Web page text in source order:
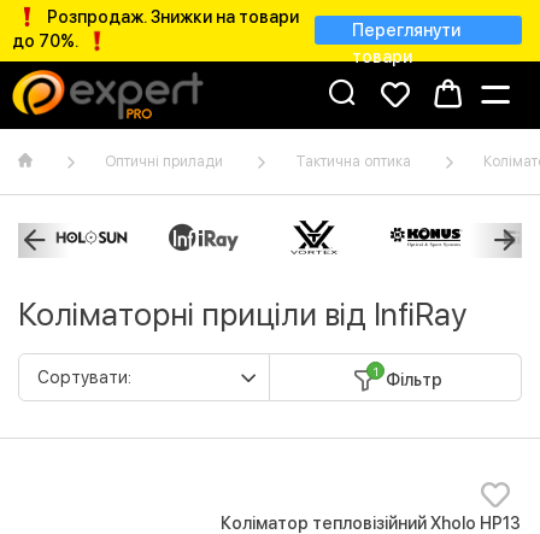
Розпродаж. Знижки на товари
до 70%.
Переглянути
товари
Оптичні прилади Тактична оптика
Коліматорні приціли від InfiRay
1 Фільтр
Коліматор тепловізійний Xholo HP13